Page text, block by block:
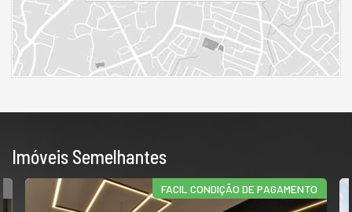
Imóveis Semelhantes
FACIL CONDIÇÃO DE PAGAMENTO